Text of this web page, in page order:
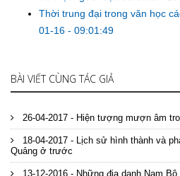
Thời trung đại trong văn học
01-16 - 09:01:49
BÀI VIẾT CÙNG TÁC GIẢ
26-04-2017 - Hiện tượng mượn âm
18-04-2017 - Lịch sử hình thành và
Quảng ở trước
13-12-2016 - Những địa danh Nam